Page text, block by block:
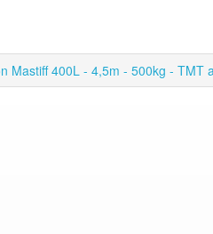
Mastiff 400L - 4,5m - 500kg - TMT